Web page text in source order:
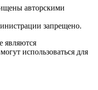
авторскими
запрещено.
являются
использоваться для